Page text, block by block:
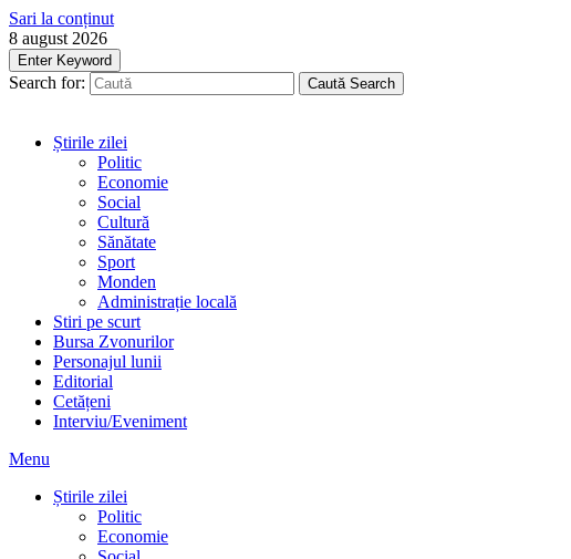
Sari la conținut
8 august 2026
Enter Keyword
Search for: Caută Search
Știrile zilei
Politic
Economie
Social
Cultură
Sănătate
Sport
Monden
Administrație locală
Stiri pe scurt
Bursa Zvonurilor
Personajul lunii
Editorial
Cetățeni
Interviu/Eveniment
Menu
Știrile zilei
Politic
Economie